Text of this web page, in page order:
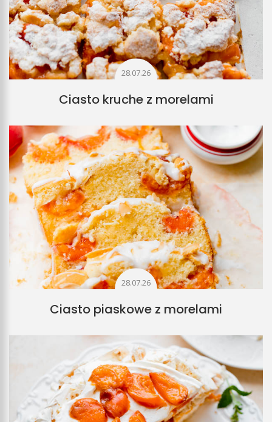
28.07.26
Ciasto kruche z morelami
28.07.26
Ciasto piaskowe z morelami